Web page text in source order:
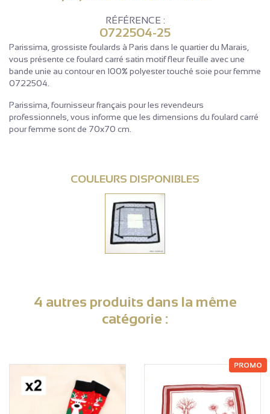
RÉFÉRENCE :
0722504-25
Parissima, grossiste foulards à Paris dans le quartier du Marais,
vous présente ce foulard carré satin motif fleur feuille avec une
bande unie au contour en 100% polyester touché soie pour femme
0722504.
Parissima, fournisseur français pour les revendeurs
professionnels, vous informe que les dimensions du foulard carré
pour femme sont de 70x70 cm.
COULEURS DISPONIBLES
4 autres produits dans la même
catégorie :
PROMO